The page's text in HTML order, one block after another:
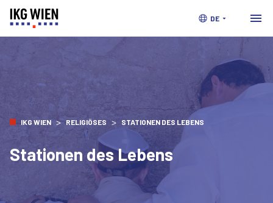
DE
IKG WIEN > RELIGIÖSES > STATIONEN DES LEBENS
Stationen des Lebens